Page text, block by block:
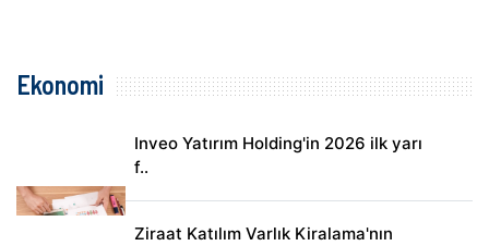
Ekonomi
Inveo Yatırım Holding'in 2026 ilk yarı
f..
Ziraat Katılım Varlık Kiralama'nın